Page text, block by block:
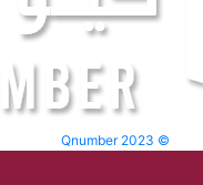
Qnumber 2023 ©